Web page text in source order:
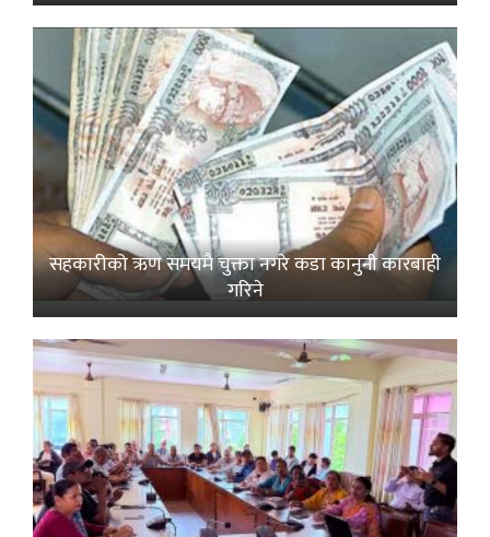
सहकारीको ऋण समयमै चुक्ता नगरे कडा कानुनी कारबाही
गरिने